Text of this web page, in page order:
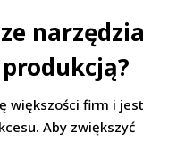
narzędzia
większości firm i jest
Aby zwiększyć